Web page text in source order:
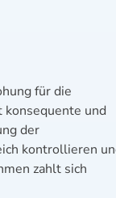
für die
und
der
kontrollieren
zahlt sich